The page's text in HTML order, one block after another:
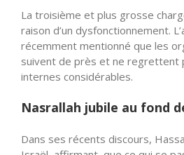
La troisième et plus grosse
raison d’un dysfonctionnement. L’
récemment mentionné que les
suivent de près et ne regrettent
internes considérables.
Nasrallah jubile au fond
Dans ses récents discours,